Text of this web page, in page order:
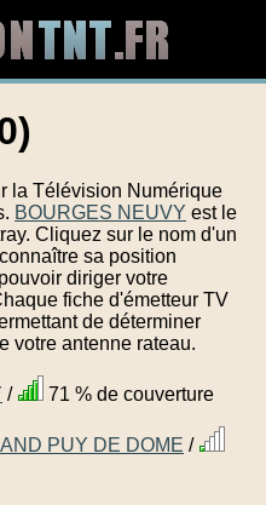
la Télévision Numérique
BOURGES NEUVY est le
Cliquez sur le nom d'un
sa position
diriger votre
fiche d'émetteur TV
de déterminer
votre antenne rateau.
/ 71 % de couverture
PUY DE DOME /